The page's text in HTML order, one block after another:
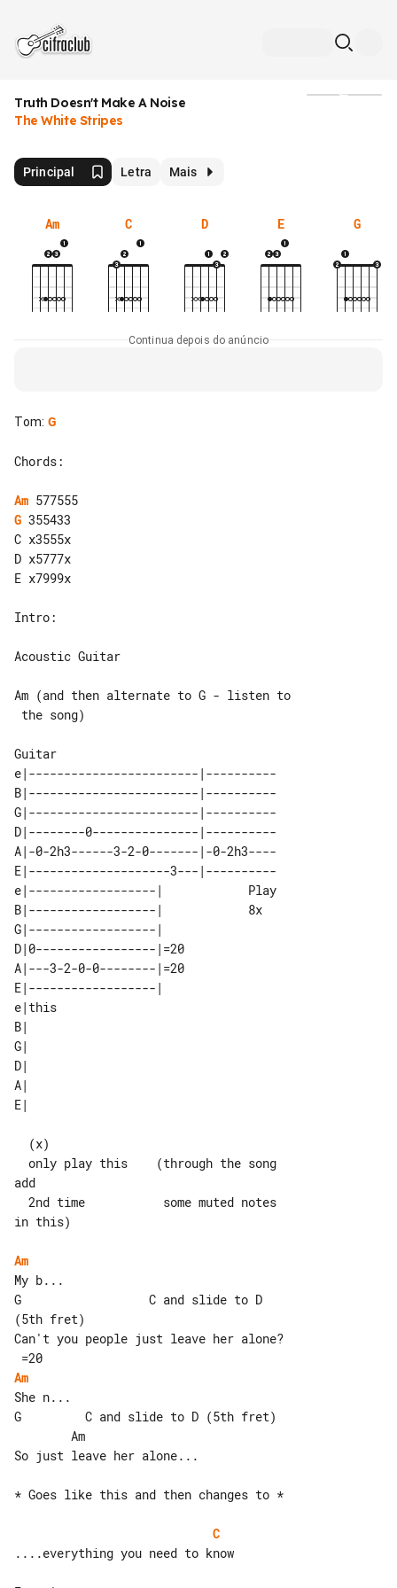
Truth Doesn't Make A Noise
The White Stripes
Principal Letra Mais
Am C D E G
Continua depois do anúncio
Tom: G
Chords:
Am
G 355433
C x3555x
D x5777x
E x7999x
Intro:
Acoustic Guitar
Am (and then alternate to G - listen to
e|------------------------|----------
B|------------------------|----------
G|------------------------|----------
D|--------0---------------|----------
A|-0-2h3------3-2-0-------|-0-2h3----
E|--------------------3---|----------
e|------------------|            Play
B|------------------|            8x
G|------------------|
D|0-----------------|=20
A|---3-2-0-0--------|=20
E|------------------|
e|this
B|
G|
D|
A|
add
in this)
Am
My b...
G                  C and slide to D
(5th fret)
Can't you people just leave her alone?
Am
She n...
G         C and slide to D (5th fret)
So just leave her alone...
* Goes like this and then changes to *
C
....everything you need to know